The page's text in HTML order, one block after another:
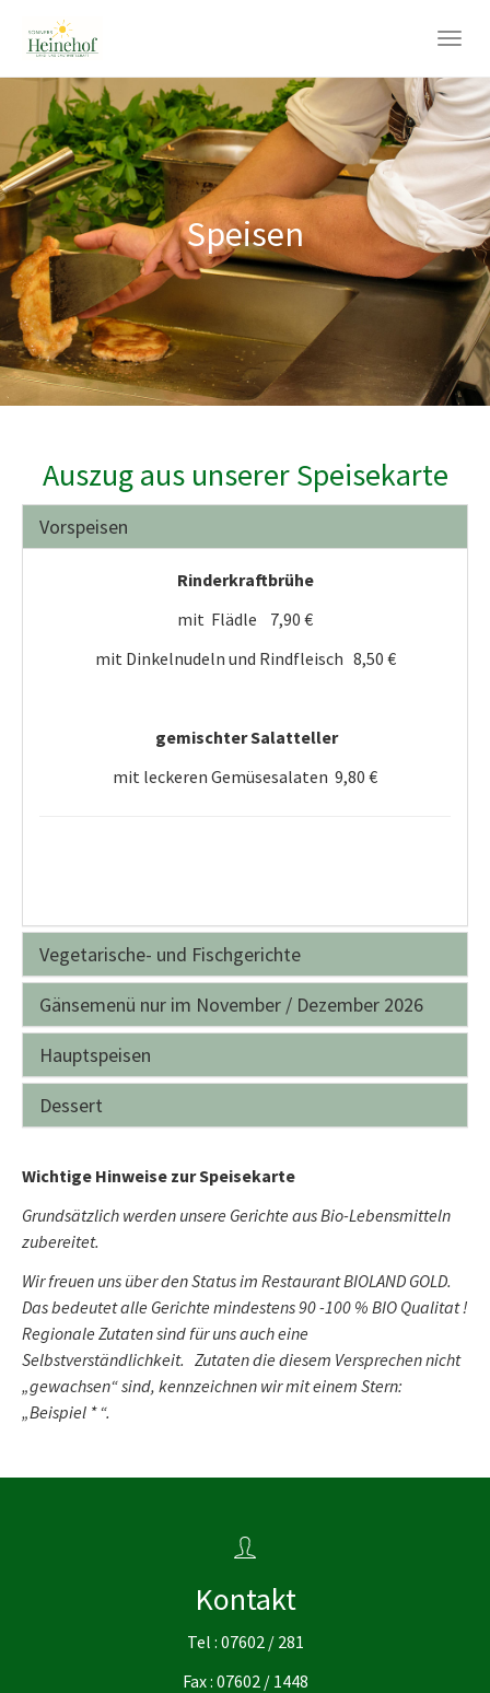
content
Speisen
Auszug aus unserer Speisekarte
Vorspeisen
Rinderkraftbrühe
mit Flädle 7,90 €
mit Dinkelnudeln und Rindfleisch 8,50 €
gemischter Salatteller
mit leckeren Gemüsesalaten 9,80 €
Vegetarische- und Fischgerichte
Gänsemenü nur im November / Dezember 2026
Hauptspeisen
Dessert
Wichtige Hinweise zur Speisekarte
Grundsätzlich werden unsere Gerichte aus Bio-Lebensmitteln
zubereitet.
Wir freuen uns über den Status im Restaurant BIOLAND GOLD.
Das bedeutet alle Gerichte mindestens 90 -100 % BIO Qualitat !
Regionale Zutaten sind für uns auch eine
Selbstverständlichkeit. Zutaten die diesem Versprechen nicht
„gewachsen“ sind, kennzeichnen wir mit einem Stern:
„Beispiel * “.
Kontakt
Tel : 07602 / 281
Fax : 07602 / 1448